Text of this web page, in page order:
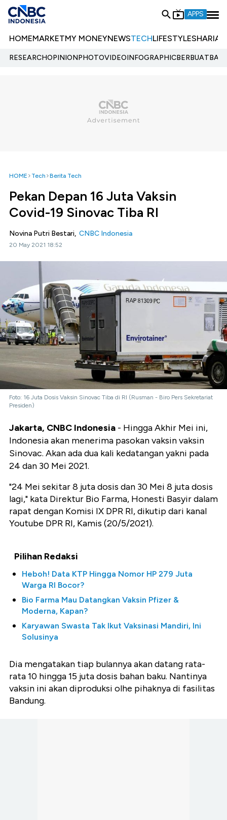
APPS
HOMEMARKETMY MONEYNEWSTECHLIFESTYLESHARIA
RESEARCHOPINIONPHOTOVIDEOINFOGRAPHIC
HOME Tech Berita Tech
Pekan Depan 16 Juta Vaksin
Covid-19 Sinovac Tiba RI
Novina Putri Bestari, CNBC Indonesia
20 May 2021 18:52
Foto: 16 Juta Dosis Vaksin Sinovac Tiba di RI (Rusman - Biro Pers Sekretariat
Presiden)
Jakarta, CNBC Indonesia - Hingga Akhir Mei ini,
Indonesia akan menerima pasokan vaksin vaksin
Sinovac. Akan ada dua kali kedatangan yakni pada
24 dan 30 Mei 2021.
"24 Mei sekitar 8 juta dosis dan 30 Mei 8 juta dosis
lagi," kata Direktur Bio Farma, Honesti Basyir dalam
rapat dengan Komisi IX DPR RI, dikutip dari kanal
Youtube DPR RI, Kamis (20/5/2021).
Pilihan Redaksi
Heboh! Data KTP Hingga Nomor HP 279 Juta
Warga RI Bocor?
Bio Farma Mau Datangkan Vaksin Pfizer &
Moderna, Kapan?
Karyawan Swasta Tak Ikut Vaksinasi Mandiri, Ini
Solusinya
Dia mengatakan tiap bulannya akan datang rata-
rata 10 hingga 15 juta dosis bahan baku. Nantinya
vaksin ini akan diproduksi olhe pihaknya di fasilitas
Bandung.